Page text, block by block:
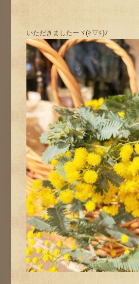
いただきましたーヾ(≧▽≦)ﾉ